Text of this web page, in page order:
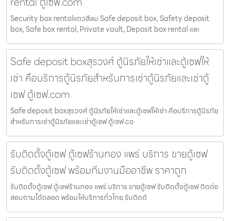
Security box rentalแถวสีลม Safe deposit box, Safety deposit
box, Safe box rental, Private vault, Deposit box rental และ
Safe deposit boxสุรวงศ์ ตู้นิรภัยให้เช่าและตู้เซฟให้
เช่า คือบริการตู้นิรภัยสำหรับการเช่าตู้นิรภัยและเช่าตู้
เซฟ ตู้เซฟ.com
Safe deposit boxสุรวงศ์ ตู้นิรภัยให้เช่าและตู้เซฟให้เช่า คือบริการตู้นิรภัย
สำหรับการเช่าตู้นิรภัยและเช่าตู้เซฟ ตู้เซฟ.co
รับติดตั้งตู้เซฟ ตู้เซฟร้านทอง แพร่ บริการ ขายตู้เซฟ
รับติดตั้งตู้เซฟ พร้อมทีมงานมืออาชีพ ราคาถูก
รับติดตั้งตู้เซฟ ตู้เซฟร้านทอง แพร่ บริการ ขายตู้เซฟ รับติดตั้งตู้เซฟ ติดต่อ
สอบถามได้ตลอด พร้อมให้บริการทั่วไทย รับติดตั